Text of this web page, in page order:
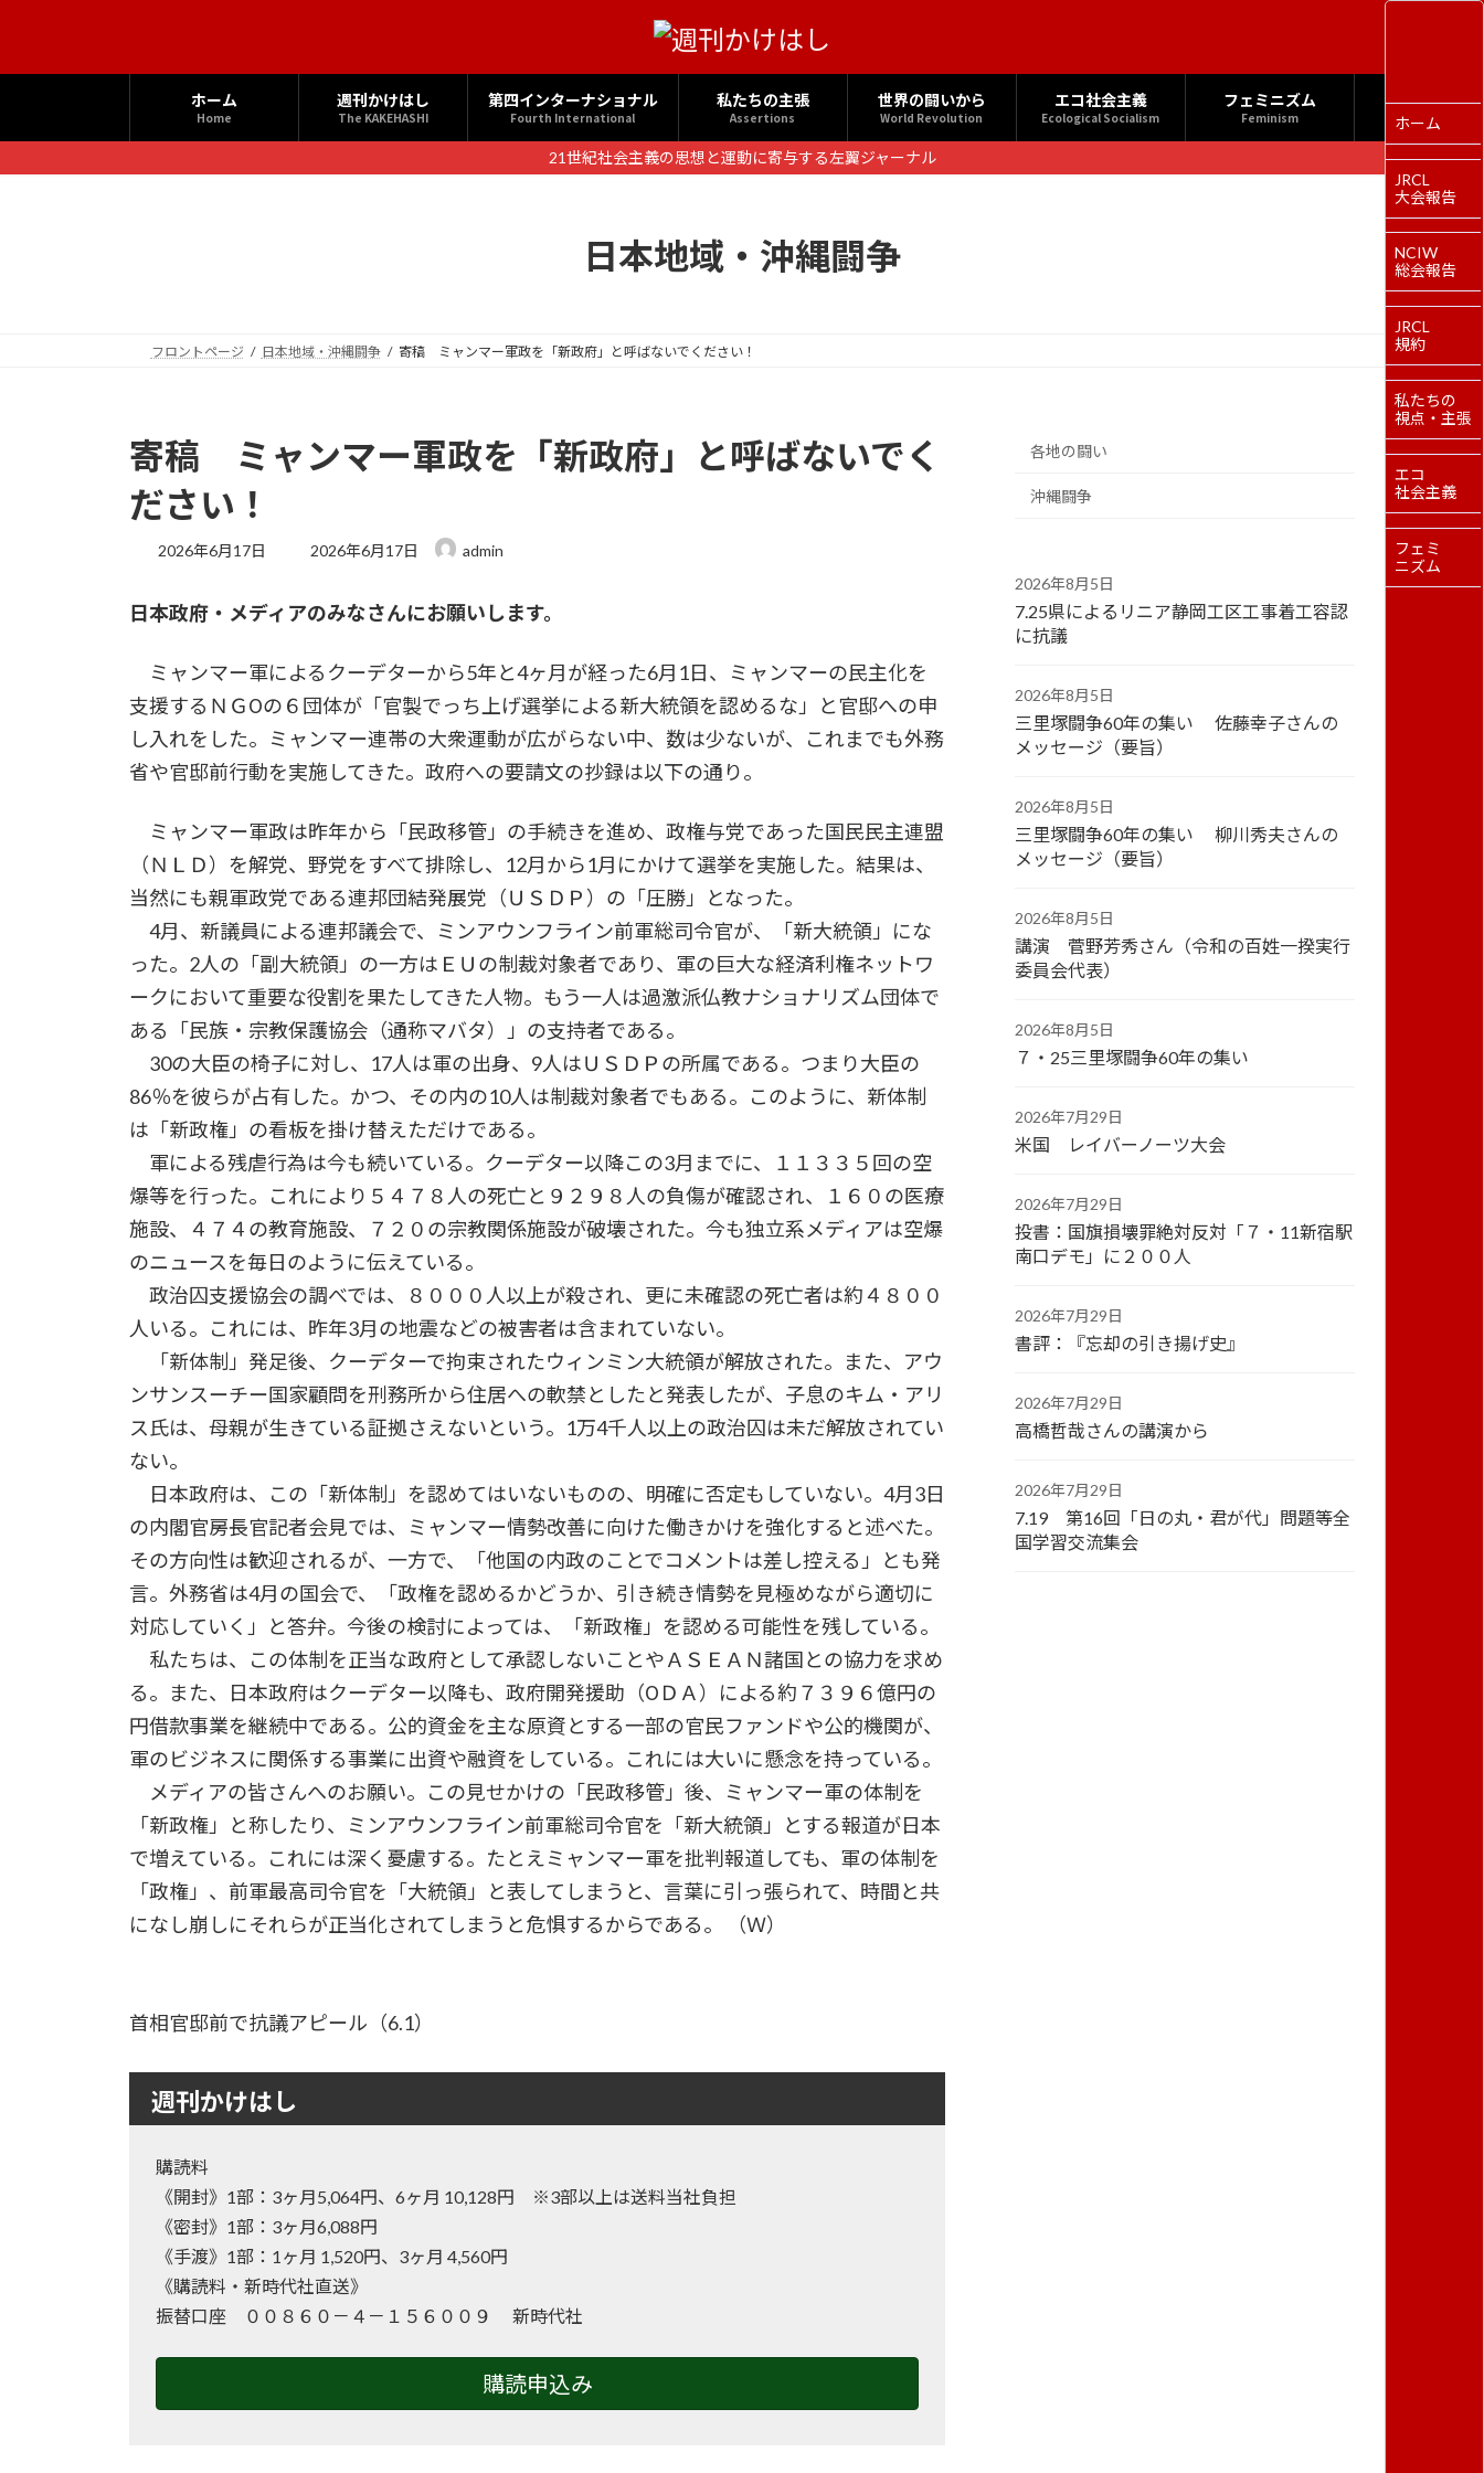
へ
ス
ョ
ン
ホーム
Home
週刊かけはし
The KAKEHASHI
第四インターナショナル
Fourth International
私たちの主張
Assertions
世界の闘いから
World Revolution
エコ社会主義
Ecological Socialism
フェミニズム
Feminism
21世紀社会主義の思想と運動に寄与する左翼ジャーナル
日本地域・沖縄闘争
フロントページ 日本地域・沖縄闘争 寄稿 ミャンマー軍政を「新政府」と呼ばないでください！
寄稿 ミャンマー軍政を「新政府」と呼ばないでく
ださい！
2026年6月17日
最
新
:
2026年6月17日 admin
日本政府・メディアのみなさんにお願いします。
ミャンマー軍によるクーデターから5年と4ヶ月が経った6月1日、ミャンマーの民主化を
支援するＮＧОの６団体が「官製でっち上げ選挙による新大統領を認めるな」と官邸への申
し入れをした。ミャンマー連帯の大衆運動が広がらない中、数は少ないが、これまでも外務
省や官邸前行動を実施してきた。政府への要請文の抄録は以下の通り。
ミャンマー軍政は昨年から「民政移管」の手続きを進め、政権与党であった国民民主連盟
（ＮＬＤ）を解党、野党をすべて排除し、12月から1月にかけて選挙を実施した。結果は、
当然にも親軍政党である連邦団結発展党（ＵＳＤＰ）の「圧勝」となった。
4月、新議員による連邦議会で、ミンアウンフライン前軍総司令官が、「新大統領」にな
った。2人の「副大統領」の一方はＥＵの制裁対象者であり、軍の巨大な経済利権ネットワ
ークにおいて重要な役割を果たしてきた人物。もう一人は過激派仏教ナショナリズム団体で
ある「民族・宗教保護協会（通称マバタ）」の支持者である。
30の大臣の椅子に対し、17人は軍の出身、9人はＵＳＤＰの所属である。つまり大臣の
86％を彼らが占有した。かつ、その内の10人は制裁対象者でもある。このように、新体制
は「新政権」の看板を掛け替えただけである。
軍による残虐行為は今も続いている。クーデター以降この3月までに、１１３３５回の空
爆等を行った。これにより５４７８人の死亡と９２９８人の負傷が確認され、１６０の医療
施設、４７４の教育施設、７２０の宗教関係施設が破壊された。今も独立系メディアは空爆
のニュースを毎日のように伝えている。
政治囚支援協会の調べでは、８０００人以上が殺され、更に未確認の死亡者は約４８００
人いる。これには、昨年3月の地震などの被害者は含まれていない。
「新体制」発足後、クーデターで拘束されたウィンミン大統領が解放された。また、アウ
ンサンスーチー国家顧問を刑務所から住居への軟禁としたと発表したが、子息のキム・アリ
ス氏は、母親が生きている証拠さえないという。1万4千人以上の政治囚は未だ解放されてい
ない。
日本政府は、この「新体制」を認めてはいないものの、明確に否定もしていない。4月3日
の内閣官房長官記者会見では、ミャンマー情勢改善に向けた働きかけを強化すると述べた。
その方向性は歓迎されるが、一方で、「他国の内政のことでコメントは差し控える」とも発
言。外務省は4月の国会で、「政権を認めるかどうか、引き続き情勢を見極めながら適切に
対応していく」と答弁。今後の検討によっては、「新政権」を認める可能性を残している。
私たちは、この体制を正当な政府として承認しないことやＡＳＥＡＮ諸国との協力を求め
る。また、日本政府はクーデター以降も、政府開発援助（ОＤＡ）による約７３９６億円の
円借款事業を継続中である。公的資金を主な原資とする一部の官民ファンドや公的機関が、
軍のビジネスに関係する事業に出資や融資をしている。これには大いに懸念を持っている。
メディアの皆さんへのお願い。この見せかけの「民政移管」後、ミャンマー軍の体制を
「新政権」と称したり、ミンアウンフライン前軍総司令官を「新大統領」とする報道が日本
で増えている。これには深く憂慮する。たとえミャンマー軍を批判報道しても、軍の体制を
「政権」、前軍最高司令官を「大統領」と表してしまうと、言葉に引っ張られて、時間と共
になし崩しにそれらが正当化されてしまうと危惧するからである。 （Ｗ）
首相官邸前で抗議アピール（6.1）
週刊かけはし
購読料
《開封》1部：3ヶ月5,064円、6ヶ月 10,128円 ※3部以上は送料当社負担
《密封》1部：3ヶ月6,088円
《手渡》1部：1ヶ月 1,520円、3ヶ月 4,560円
《購読料・新時代社直送》
振替口座 ００８６０－４－１５６００９ 新時代社
購読申込み
各地の闘い
沖縄闘争
2026年8月5日
7.25県によるリニア静岡工区工事着工容認
に抗議
2026年8月5日
三里塚闘争60年の集い 佐藤幸子さんの
メッセージ（要旨）
2026年8月5日
三里塚闘争60年の集い 柳川秀夫さんの
メッセージ（要旨）
2026年8月5日
講演 菅野芳秀さん（令和の百姓一揆実行
委員会代表）
2026年8月5日
７・25三里塚闘争60年の集い
2026年7月29日
米国 レイバーノーツ大会
2026年7月29日
投書：国旗損壊罪絶対反対「７・11新宿駅
南口デモ」に２００人
2026年7月29日
書評：『忘却の引き揚げ史』
2026年7月29日
高橋哲哉さんの講演から
2026年7月29日
7.19 第16回「日の丸・君が代」問題等全
国学習交流集会
ホーム
JRCL
大会報告
NCIW
総会報告
JRCL
規約
私たちの
視点・主張
エコ
社会主義
フェミ
ニズム